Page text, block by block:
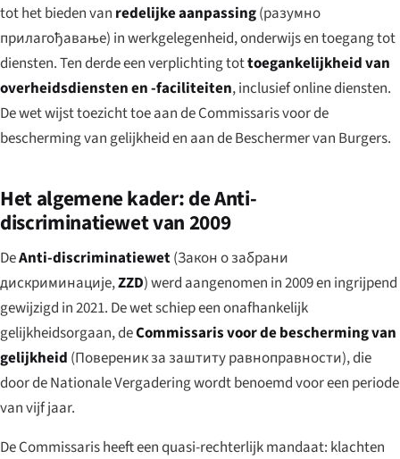
tot het bieden van redelijke aanpassing(разумно
прилагођавање) in werkgelegenheid, onderwijs en toegang tot
diensten. Ten derde een verplichting tottoegankelijkheid van
overheidsdiensten en -faciliteiten, inclusief online diensten.
De wet wijst toezicht toe aan de Commissaris voor de
bescherming van gelijkheid en aan de Beschermer van Burgers.
Het algemene kader: de Anti-
discriminatiewet van 2009
DeAnti-discriminatiewet(Закон о забрани
дискриминације,ZZD) werd aangenomen in 2009 en ingrijpend
gewijzigd in 2021. De wet schiep een onafhankelijk
gelijkheidsorgaan, deCommissaris voor de bescherming van
gelijkheid (Повереник за заштиту равноправности), die
door de Nationale Vergadering wordt benoemd voor een periode
van vijf jaar.
De Commissaris heeft een quasi-rechterlijk mandaat: klachten